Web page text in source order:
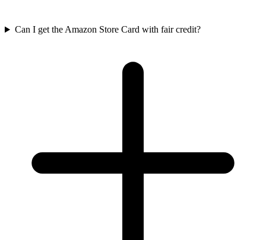
Can I get the Amazon Store Card with fair credit?